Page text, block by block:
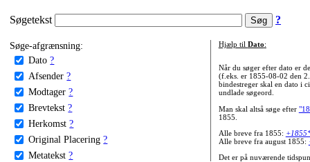
Søgetekst ?
Søge-afgrænsning:
Dato ?
Afsender ?
Modtager ?
Brevtekst ?
Herkomst ?
Original Placering ?
Metatekst ?
Hjælp til Dato:
Når du søger efter dato er
(f.eks. er 1855-08-02 den
bindestreger skal en dato i
undlade søgeord.
Man skal altså søge efter
1855.
Alle breve fra 1855:
Alle breve fra august 1855:
Det er på nuværende